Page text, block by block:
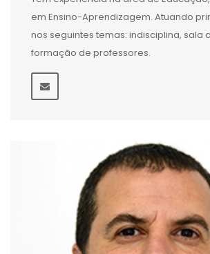
em Ensino-Aprendizagem. Atuando
nos seguintes temas: indisciplina, sala
formação de professores.